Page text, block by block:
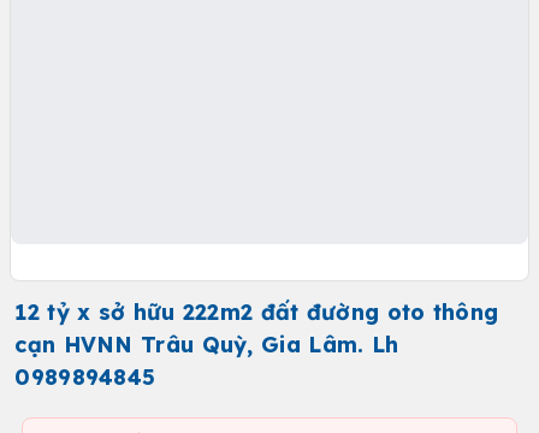
12 tỷ x sở hữu 222m2 đất đường oto thông
cạn HVNN Trâu Quỳ, Gia Lâm. Lh
0989894845